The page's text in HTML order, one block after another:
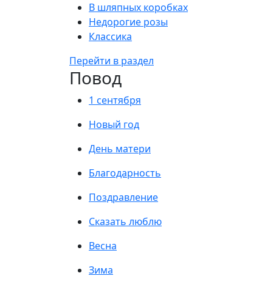
В шляпных коробках
Недорогие розы
Классика
Перейти в раздел
Повод
1 сентября
Новый год
День матери
Благодарность
Поздравление
Сказать люблю
Весна
Зима